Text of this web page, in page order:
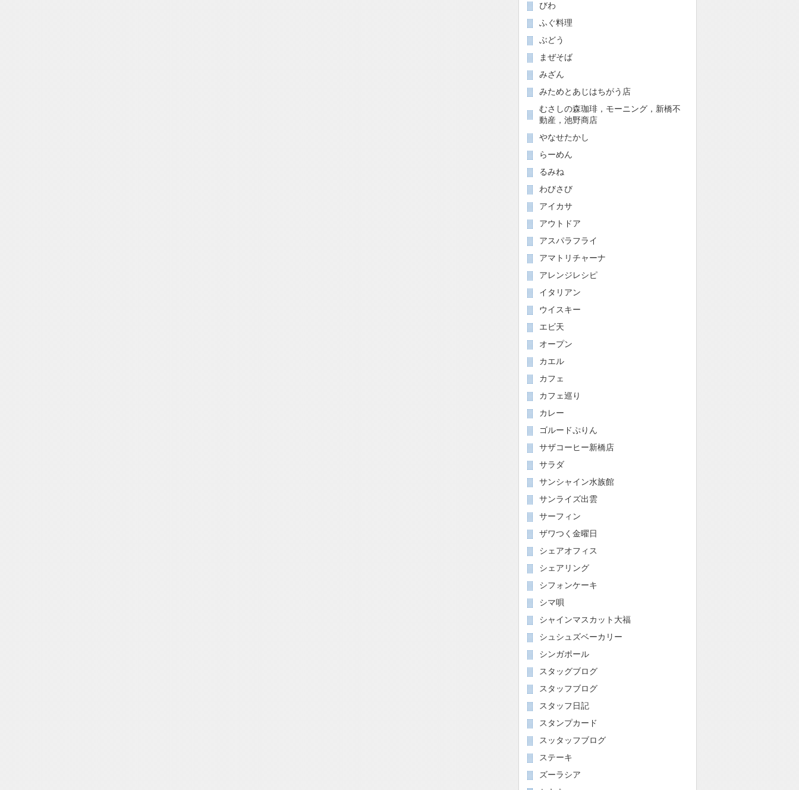
びわ
ふぐ料理
ぶどう
まぜそば
みざん
みためとあじはちがう店
むさしの森珈琲，モーニング，新橋不
動産，池野商店
やなせたかし
らーめん
るみね
わびさび
アイカサ
アウトドア
アスパラフライ
アマトリチャーナ
アレンジレシピ
イタリアン
ウイスキー
エビ天
オープン
カエル
カフェ
カフェ巡り
カレー
ゴルードぷりん
サザコーヒー新橋店
サラダ
サンシャイン水族館
サンライズ出雲
サーフィン
ザワつく金曜日
シェアオフィス
シェアリング
シフォンケーキ
シマ唄
シャインマスカット大福
シュシュズベーカリー
シンガポール
スタッグブログ
スタッフブログ
スタッフ日記
スタンプカード
スッタッフブログ
ステーキ
ズーラシア